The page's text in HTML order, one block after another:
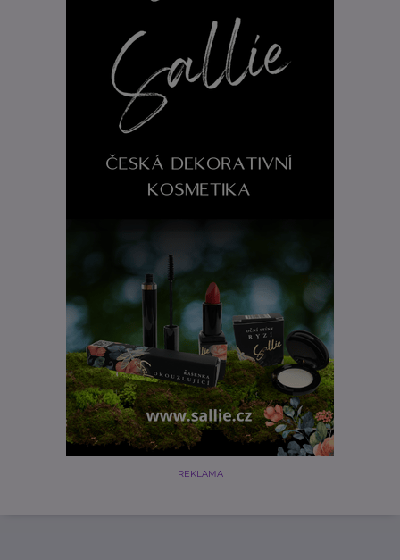
REKLAMA